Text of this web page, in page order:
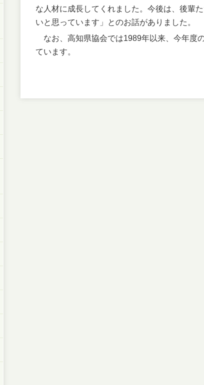
な人材に成長してくれました。今後は、後輩
いと思っています」とのお話がありました。
なお、高知県協会では1989年以来、今年度
ています。